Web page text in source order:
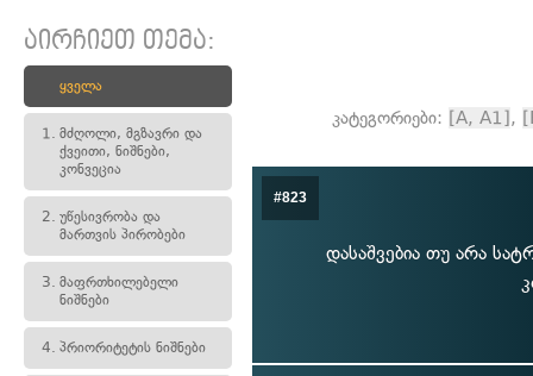
აირჩიეთ თემა:
ყველა
1. მძღოლი, მგზავრი და
ქვეითი, ნიშნები,
კონვეცია
2. უწესივრობა და
მართვის პირობები
3. მაფრთხილებელი
ნიშნები
4. პრიორიტეტის ნიშნები
კატეგორიები: [A, A1],
#823
დასაშვებია თუ არა